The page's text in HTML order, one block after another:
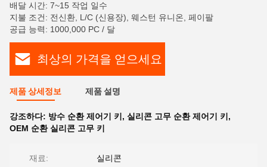
배달 시간: 7~15 작업 일수
지불 조건: 전신환, L/C (신용장), 웨스턴 유니온, 페이팔
공급 능력: 1000,000 PC / 달
최상의 가격을 얻으세요
제품 상세정보 제품 설명
강조하다: 방수 순환 제어기 키 , 실리콘 고무 순환 제어기 키 ,
OEM 순환 실리콘 고무 키
재료: 실리콘